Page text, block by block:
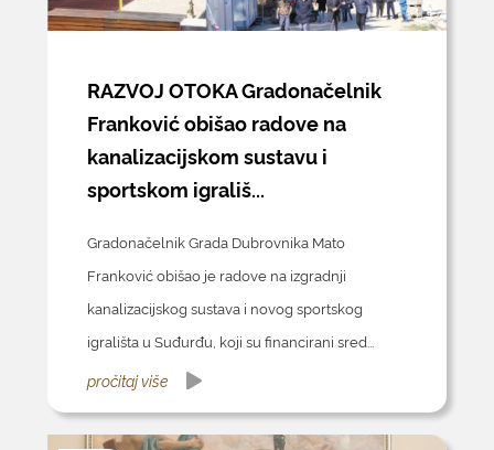
RAZVOJ OTOKA Gradonačelnik
Franković obišao radove na
kanalizacijskom sustavu i
sportskom igrališ...
Gradonačelnik Grada Dubrovnika Mato
Franković obišao je radove na izgradnji
kanalizacijskog sustava i novog sportskog
igrališta u Suđurđu, koji su financirani sred...
pročitaj više